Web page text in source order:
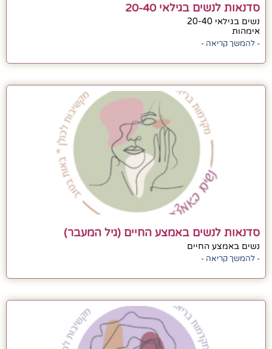
סדנאות לנשים בגילאי 20-40
נשים בגילאי 20-40
אימהות
- להמשך קריאה -
סדנאות לנשים באמצע החיים (גיל המעבר)
נשים באמצע החיים
- להמשך קריאה -